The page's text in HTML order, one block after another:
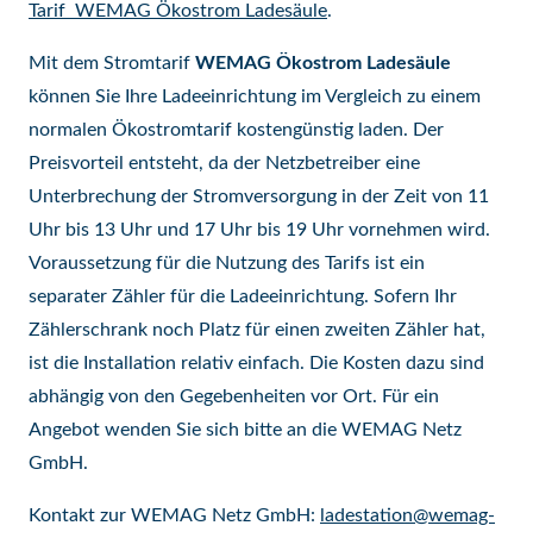
Tarif WEMAG Ökostrom Ladesäule.
Mit dem Stromtarif WEMAG Ökostrom Ladesäule
können Sie Ihre Ladeeinrichtung im Vergleich zu einem
normalen Ökostromtarif kostengünstig laden. Der
Preisvorteil entsteht, da der Netzbetreiber eine
Unterbrechung der Stromversorgung in der Zeit von 11
Uhr bis 13 Uhr und 17 Uhr bis 19 Uhr vornehmen wird.
Voraussetzung für die Nutzung des Tarifs ist ein
separater Zähler für die Ladeeinrichtung. Sofern Ihr
Zählerschrank noch Platz für einen zweiten Zähler hat,
ist die Installation relativ einfach. Die Kosten dazu sind
abhängig von den Gegebenheiten vor Ort. Für ein
Angebot wenden Sie sich bitte an die WEMAG Netz
GmbH.
Kontakt zur WEMAG Netz GmbH: ladestation@wemag-